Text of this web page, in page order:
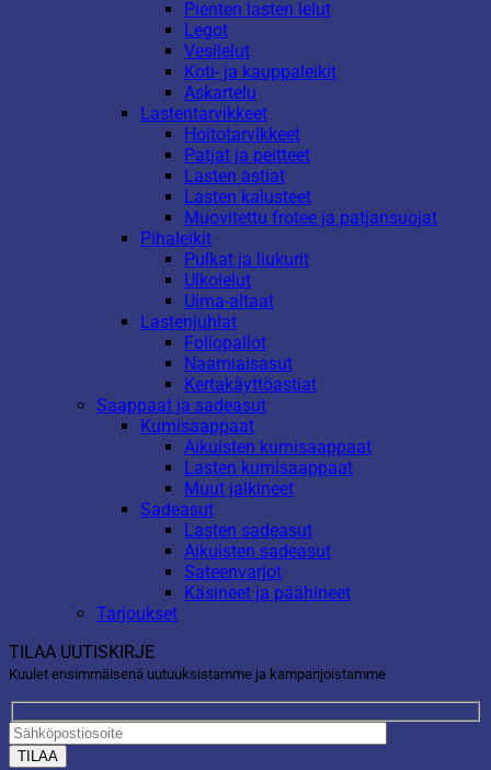
Pienten lasten lelut
Legot
Vesilelut
Koti- ja kauppaleikit
Askartelu
Lastentarvikkeet
Hoitotarvikkeet
Patjat ja peitteet
Lasten astiat
Lasten kalusteet
Muovitettu frotee ja patjansuojat
Pihaleikit
Pulkat ja liukurit
Ulkolelut
Uima-altaat
Lastenjuhlat
Foliopallot
Naamiaisasut
Kertakäyttöastiat
Saappaat ja sadeasut
Kumisaappaat
Aikuisten kumisaappaat
Lasten kumisaappaat
Muut jalkineet
Sadeasut
Lasten sadeasut
Aikuisten sadeasut
Sateenvarjot
Käsineet ja päähineet
Tarjoukset
TILAA UUTISKIRJE
Kuulet ensimmäisenä uutuuksistamme ja kampanjoistamme